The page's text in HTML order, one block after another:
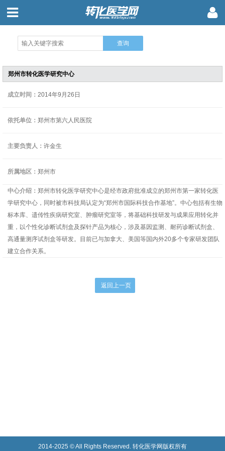
郑州市转化医学研究中心
成立时间： 2014年9月26日
依托单位： 郑州市第六人民医院
主要负责人： 许金生
所属地区： 郑州市
中心介绍： 郑州市转化医学研究中心是经市政府批准成立的郑州市第一家转化医
学研究中心，同时被市科技局认定为“郑州市国际科技合作基地”。中心包括有生物
标本库、遗传性疾病研究室、肿瘤研究室等，将基础科技研发与成果应用转化并
重，以个性化诊断试剂盒及探针产品为核心，涉及基因监测、耐药诊断试剂盒、
高通量测序试剂盒等研发。目前已与加拿大、美国等国内外20多个专家研发团队
建立合作关系。
2014-2025 © All Rights Reserved. 转化医学网版权所有